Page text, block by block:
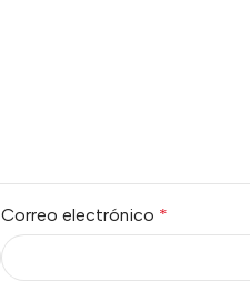
Correo electrónico *